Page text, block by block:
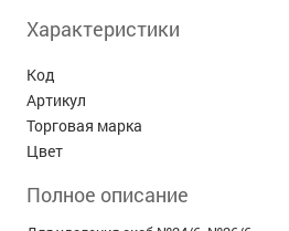
Характеристики
Код
Артикул
Торговая марка
Цвет
Полное описание